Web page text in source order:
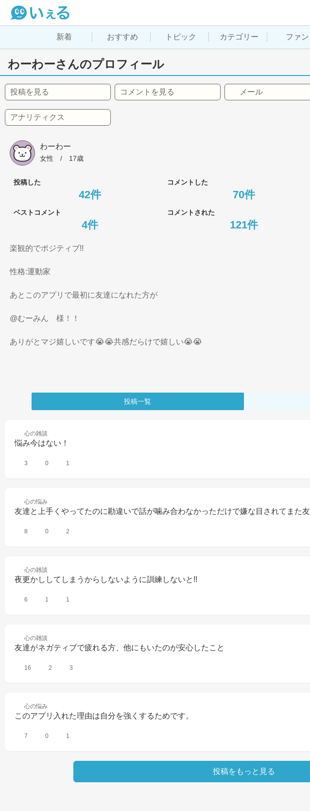
新着 おすすめ トピック カテゴリー ファン
わーわーさんのプロフィール
投稿を見る コメントを見る メール
アナリティクス
わーわー
女性 / 17歳
投稿した コメントした
42件 70件
ベストコメント コメントされた
4件 121件
楽観的でポジティブ!!
性格:運動家
あとこのアプリで最初に友達になれた方が
@むーみん　様！！
ありがとマジ嬉しいです😭😭共感だらけで嬉しい😭😭
投稿一覧
心の雑談
悩み今はない！
3 0 1
心の悩み
友達と上手くやってたのに勘違いで話が噛み合わなかっただけで嫌な目されてま
8 0 2
心の雑談
夜更かししてしまうからしないように訓練しないと!!
6 1 1
心の雑談
友達がネガティブで疲れる方、他にもいたのが安心したこと
16 2 3
心の悩み
このアプリ入れた理由は自分を強くするためです。
7 0 1
投稿をもっと見る